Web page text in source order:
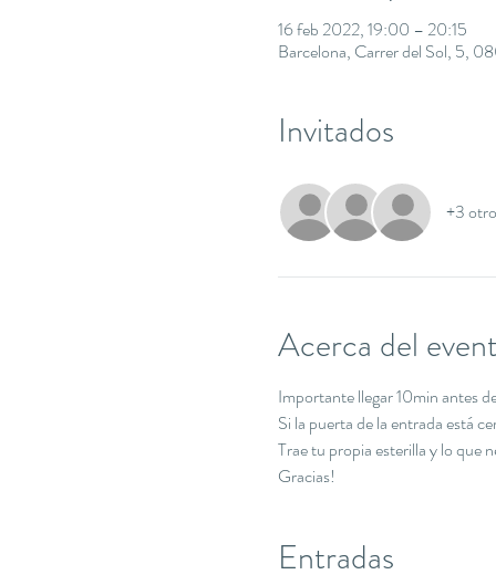
16 feb 2022, 19:00 – 20:15
Barcelona, Carrer del Sol, 5,
Invitados
+3
Acerca del
Importante llegar 10min antes
Si la puerta de la entrada está
Trae tu propia esterilla y lo que
Gracias!
Entradas